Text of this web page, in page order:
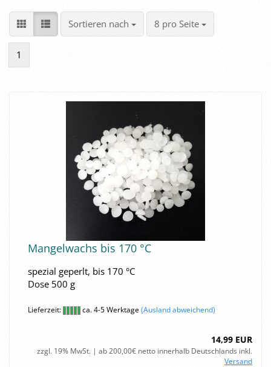
Sortieren nach
Sortieren nach 8 pro Seite
pro Seite
1
Man­gel­wachs bis 170 °C
spe­zi­al ge­perlt, bis 170 °C
Dose 500 g
Lieferzeit: ca. 4-5 Werktage(Ausland abweichend)
14,99 EUR
zzgl. 19% MwSt. | ab 200,00€ netto innerhalb Deutschlands inkl.
Versand